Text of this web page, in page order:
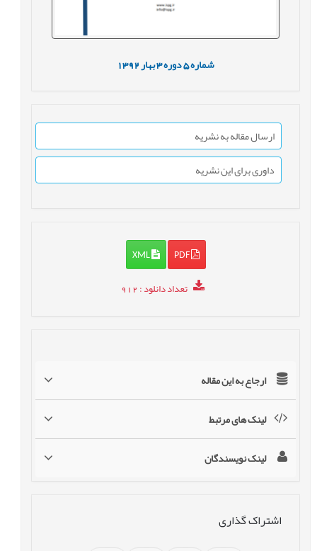
شماره5 دوره3 بهار1392
ارسال مقاله به نشریه
داوری برای این نشریه
PDF
XML
تعداد دانلود: 912
ارجاع به این مقاله
لینک های مرتبط
لینک نویسندگان
اشتراک گذاری